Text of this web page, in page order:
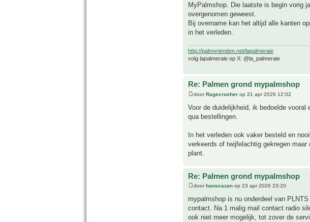
MyPalmshop. Die laatste is begin vorig
overgenomen geweest.
Bij overname kan het altijd alle kanten
in het verleden.
http://palmvrienden.net/lapalmeraie
volg lapalmeraie op X: @la_palmeraie
Re: Palmen grond mypalmshop
doorRagecrusher op 21 apr 2026 12:02
Voor de duidelijkheid, ik bedoelde vooral
qua bestellingen.
In het verleden ook vaker besteld en
verkeerds of twijfelachtig gekregen
plant.
Re: Palmen grond mypalmshop
door hanscazan op 23 apr 2026 23:20
mypalmshop is nu onderdeel van
contact. Na 1 malig mail contact radio
ook niet meer mogelijk, tot zover de